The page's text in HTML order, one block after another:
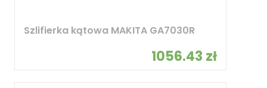
Szlifierka kątowa MAKITA GA7030R
1056.43 zł